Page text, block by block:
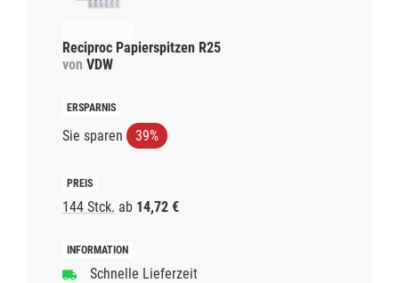
Reciproc Papierspitzen R25
von VDW
Sie sparen 39%
144 Stck. ab 14,72 €
Schnelle Lieferzeit